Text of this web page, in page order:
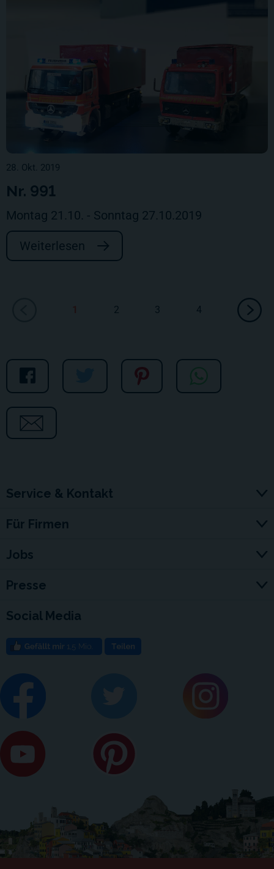
28. Okt. 2019
Nr. 991
Montag 21.10. - Sonntag 27.10.2019
Weiterlesen
2 3 4
Service & Kontakt
Für Firmen
Jobs
Presse
Social Media